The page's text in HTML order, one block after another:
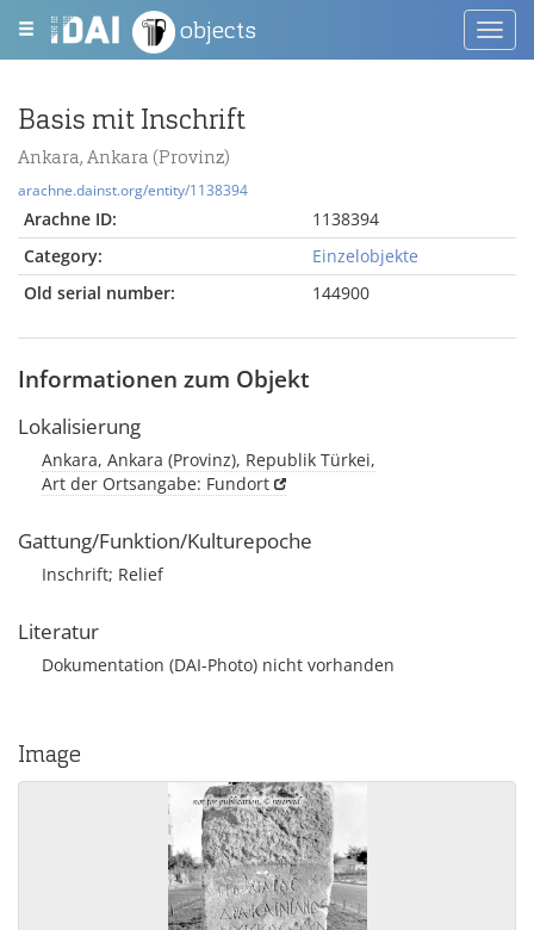
objects
Basis mit Inschrift
Ankara, Ankara (Provinz)
arachne.dainst.org/entity/1138394
Arachne ID:
1138394
Category:
Einzelobjekte
Old serial number:
144900
Informationen zum Objekt
Lokalisierung
Ankara, Ankara (Provinz), Republik Türkei,
Art der Ortsangabe: Fundort
Gattung/Funktion/Kulturepoche
Inschrift; Relief
Literatur
Dokumentation (DAI-Photo) nicht vorhanden
Image